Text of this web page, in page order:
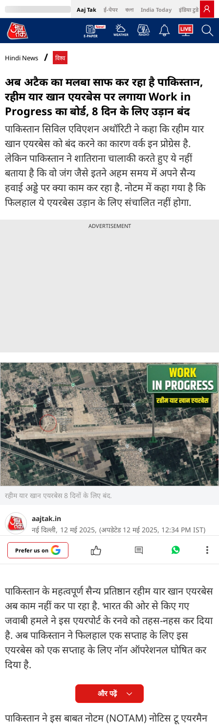
Aaj Tak ई-पेपर বাংলা India Today इंडिया टुडे हिंदी
MumbaiTak Cosmopolitan Harper's Bazaar Northeast
Hindi News विश्व
अब अटैक का मलबा साफ कर रहा है पाकिस्तान,
रहीम यार खान एयरबेस पर लगाया Work in
Progress का बोर्ड, 8 दिन के लिए उड़ान बंद
पाकिस्तान सिविल एविएशन अथॉरिटी ने कहा कि रहीम यार
खान एयरबेस को बंद करने का कारण वर्क इन प्रोग्रेस है.
लेकिन पाकिस्तान ने शातिराना चालाकी करते हुए ये नहीं
बताया है कि वो जंग जैसे इतने अहम समय में अपने सैन्य
हवाई अड्डे पर क्या काम कर रहा है. नोटम में कहा गया है कि
फिलहाल ये एयरबेस उड़ान के लिए संचालित नहीं होगा.
ADVERTISEMENT
रहीम यार खान एयरबेस 8 दिनों के लिए बंद.
aajtak.in
नई दिल्ली, 12 मई 2025, (अपडेटेड 12 मई 2025, 12:34 PM IST)
Prefer us on
पाकिस्तान के महत्वपूर्ण सैन्य प्रतिष्ठान रहीम यार खान एयरबेस
अब काम नहीं कर पा रहा है. भारत की ओर से किए गए
जवाबी हमले ने इस एयरपोर्ट के रनवे को तहस-नहस कर दिया
है. अब पाकिस्तान ने फिलहाल एक सप्ताह के लिए इस
एयरबेस को एक सप्ताह के लिए नॉन ऑपरेशनल घोषित कर
दिया है.
और पढ़ें
पाकिस्तान ने इस बाबत नोटम (NOTAM) नोटिस टू एयरमैन